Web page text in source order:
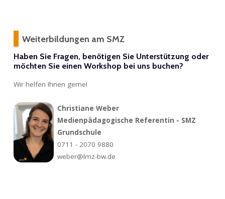
Weiterbildungen am SMZ
Haben Sie Fragen, benötigen Sie Unterstützung oder
möchten Sie einen Workshop bei uns buchen?
Wir helfen Ihnen gerne!
Christiane Weber
Medienpädagogische Referentin - SMZ
Grundschule
0711 - 2070 9880
weber@lmz-bw.de